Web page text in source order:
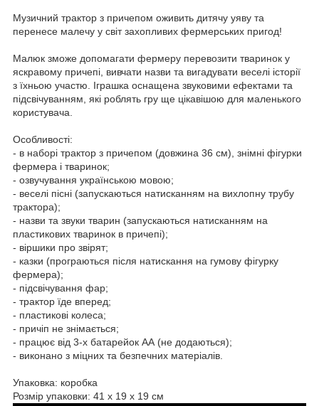
Музичний трактор з причепом оживить дитячу уяву та
перенесе малечу у світ захопливих фермерських пригод!
Малюк зможе допомагати фермеру перевозити тваринок у
яскравому причепі, вивчати назви та вигадувати веселі історії
з їхньою участю. Іграшка оснащена звуковими ефектами та
підсвічуванням, які роблять гру ще цікавішою для маленького
користувача.
Особливості:
- в наборі трактор з причепом (довжина 36 см), знімні фігурки
фермера і тваринок;
- озвучування українською мовою;
- веселі пісні (запускаються натисканням на вихлопну трубу
трактора);
- назви та звуки тварин (запускаються натисканням на
пластикових тваринок в причепі);
- віршики про звірят;
- казки (програються після натискання на гумову фігурку
фермера);
- підсвічування фар;
- трактор їде вперед;
- пластикові колеса;
- причіп не знімається;
- працює від 3-х батарейок АА (не додаються);
- виконано з міцних та безпечних матеріалів.
Упаковка: коробка
Розмір упаковки: 41 х 19 х 19 см